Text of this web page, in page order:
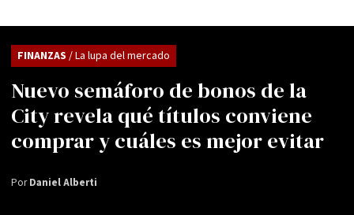
Nuevo semáforo de bonos de la
City revela qué títulos conviene
comprar y cuáles es mejor evitar
FINANZAS / La lupa del mercado
PorDaniel Alberti